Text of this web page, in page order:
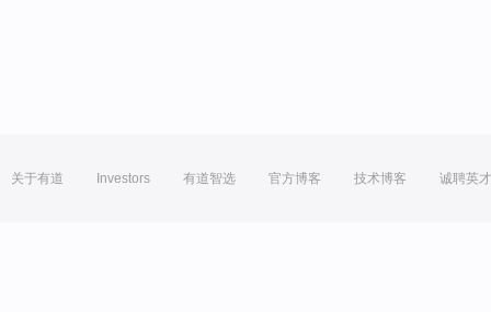
关于有道 Investors 有道智选 官方博客 技术博客 诚聘英才